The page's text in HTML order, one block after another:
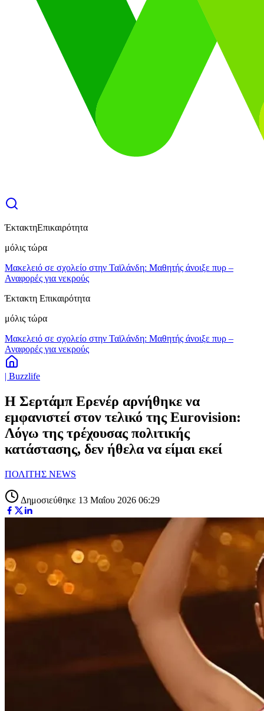
ΈκτακτηΕπικαιρότητα
μόλις τώρα
Μακελειό σε σχολείο στην Ταϊλάνδη: Μαθητής άνοιξε πυρ –
Αναφορές για νεκρούς
Έκτακτη Επικαιρότητα
μόλις τώρα
Μακελειό σε σχολείο στην Ταϊλάνδη: Μαθητής άνοιξε πυρ –
Αναφορές για νεκρούς
| Buzzlife
Η Σερτάμπ Ερενέρ αρνήθηκε να
εμφανιστεί στον τελικό της Eurovision:
Λόγω της τρέχουσας πολιτικής
κατάστασης, δεν ήθελα να είμαι εκεί
ΠΟΛΙΤΗΣ NEWS
Δημοσιεύθηκε 13 Μαΐου 2026 06:29